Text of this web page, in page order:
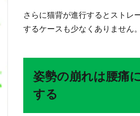
7
姿
大
切
な
こ
と
さらに猫背が進行するとストレ
するケースも少なくありません。
姿勢の崩れは腰痛
する